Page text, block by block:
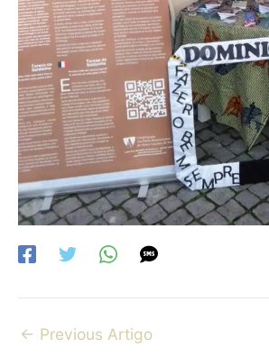
← Previous Artigo